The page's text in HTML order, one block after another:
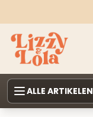
ALLE ARTIKELEN